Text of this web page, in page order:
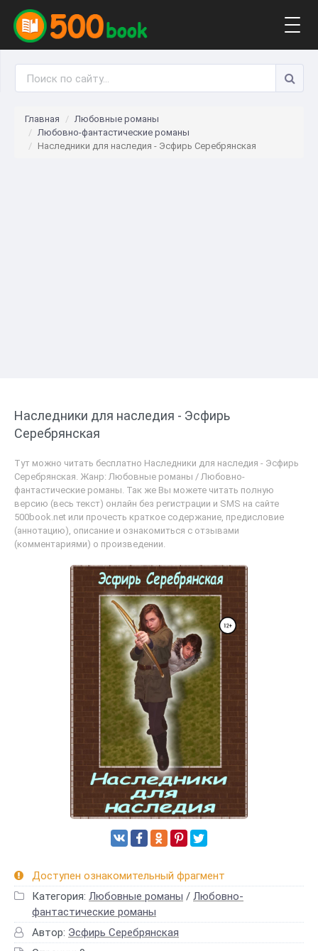
Главная
Любовные романы
Любовно-фантастические романы
Наследники для наследия - Эсфирь Серебрянская
Наследники для наследия - Эсфирь
Серебрянская
Тут можно читать бесплатно Наследники для наследия - Эсфирь
Серебрянская. Жанр: Любовные романы / Любовно-
фантастические романы. Так же Вы можете читать полную
версию (весь текст) онлайн без регистрации и SMS на сайте
500book.net или прочесть краткое содержание, предисловие
(аннотацию), описание и ознакомиться с отзывами
(комментариями) о произведении.
Доступен ознакомительный фрагмент
Категория: Любовные романы / Любовно-
фантастические романы
Автор: Эсфирь Серебрянская